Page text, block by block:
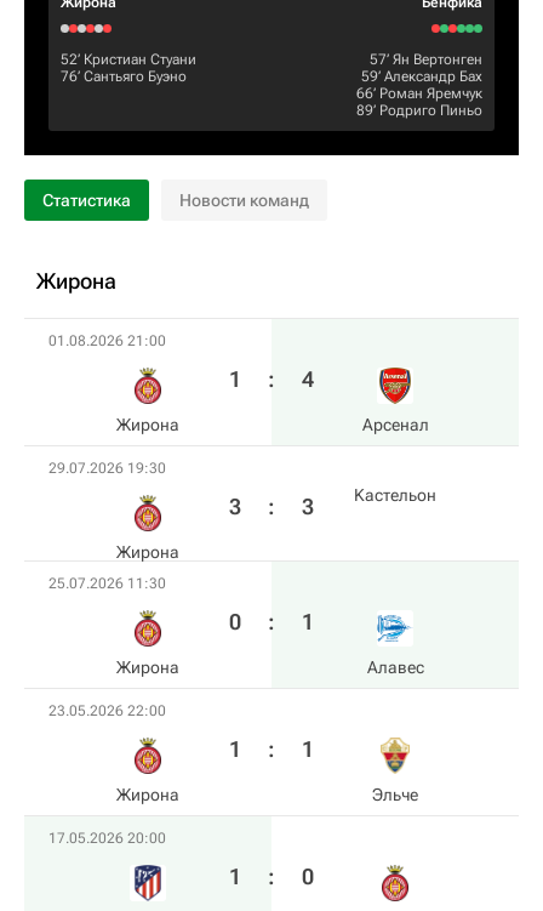
52‎’‎ Кристиан Стуани
76‎’‎ Сантьяго Буэно
57‎’‎ Ян Вертонген
59‎’‎ Александр Бах
66‎’‎ Роман Яремчук
89‎’‎ Родриго Пиньо
Статистика Новости команд
Жирона
01.08.2026 21:00
Жирона
1 : 4
Арсенал
29.07.2026 19:30
Жирона
3 : 3 Kастельон
25.07.2026 11:30
Жирона
0 : 1
Алавес
23.05.2026 22:00
Жирона
1 : 1
Эльче
17.05.2026 20:00
1 : 0